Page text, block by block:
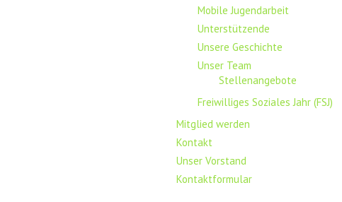
Mobile Jugendarbeit
Unterstützende
Unsere Geschichte
Unser Team
Stellenangebote
Freiwilliges Soziales Jahr (FSJ)
Mitglied werden
Kontakt
Unser Vorstand
Kontaktformular